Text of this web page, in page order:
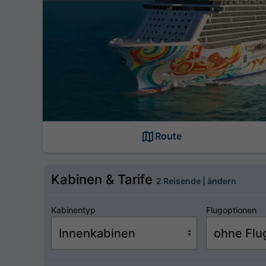
Route
Kabinen & Tarife 2 Reisende | ändern
Kabinentyp Flugoptionen